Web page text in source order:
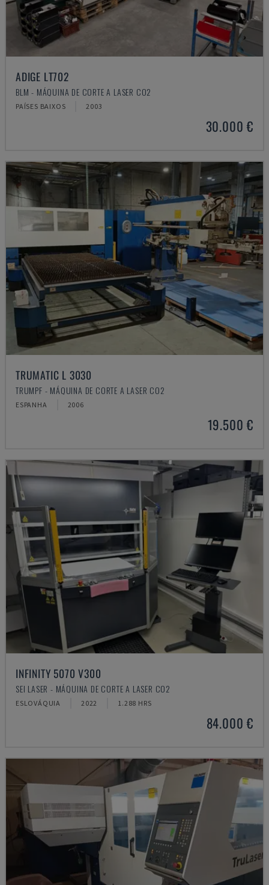
ADIGE LT702
BLM - MÁQUINA DE CORTE A LASER CO2
PAÍSES BAIXOS 2003
30.000 €
TRUMATIC L 3030
TRUMPF - MÁQUINA DE CORTE A LASER CO2
ESPANHA 2006
19.500 €
INFINITY 5070 V300
SEI LASER - MÁQUINA DE CORTE A LASER CO2
ESLOVÁQUIA 2022 1.288 HRS
84.000 €